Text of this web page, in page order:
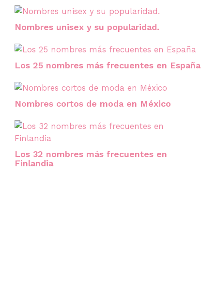
Nombres unisex y su popularidad.
Los 25 nombres más frecuentes en España
Nombres cortos de moda en México
Los 32 nombres más frecuentes en
Finlandia